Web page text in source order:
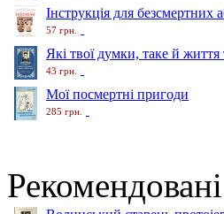
Інструкція для
57 грн.
Які твої думки, таке й життя
43 грн.
Мої посмертні пригоди
285 грн.
Рекомендовані